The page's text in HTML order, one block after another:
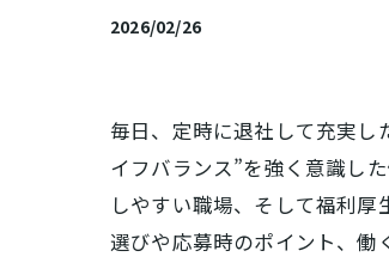
2026/02/26
毎日、定時に退社して充実し
イフバランス”を強く意識し
しやすい職場、そして福利
選びや応募時のポイント、働